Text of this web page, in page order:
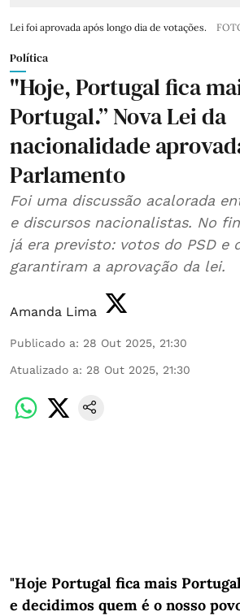
Lei foi aprovada após longo dia de votações.
Política
"Hoje, Portugal fica
Portugal.” Nova Lei da
nacionalidade
Parlamento
Foi uma discussão acalorada
e discursos nacionalistas. No
já era previsto: votos do PSD e
garantiram a aprovação da lei.
Amanda Lima
Publicado a: 28 Out 2025, 21:30
Atualizado a: 28 Out 2025, 21:30
"Hoje Portugal fica mais
e decidimos quem é o nosso